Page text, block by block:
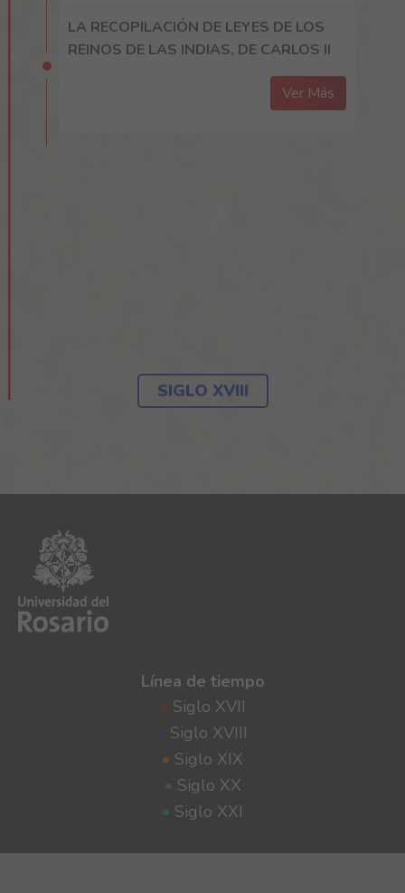
LA RECOPILACIÓN DE LEYES DE LOS
REINOS DE LAS INDIAS, DE CARLOS II
Ver Más
SIGLO XVIII
Línea de tiempo
• Siglo XVII
• Siglo XVIII
• Siglo XIX
• Siglo XX
• Siglo XXI